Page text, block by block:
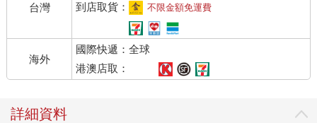
台灣
到店取貨：
不限金額免運費
海外
國際快遞：全球
港澳店取：
詳細資料